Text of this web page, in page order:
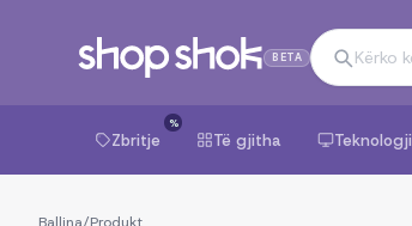
BETA
Zbritje
%
Të gjitha Teknologji